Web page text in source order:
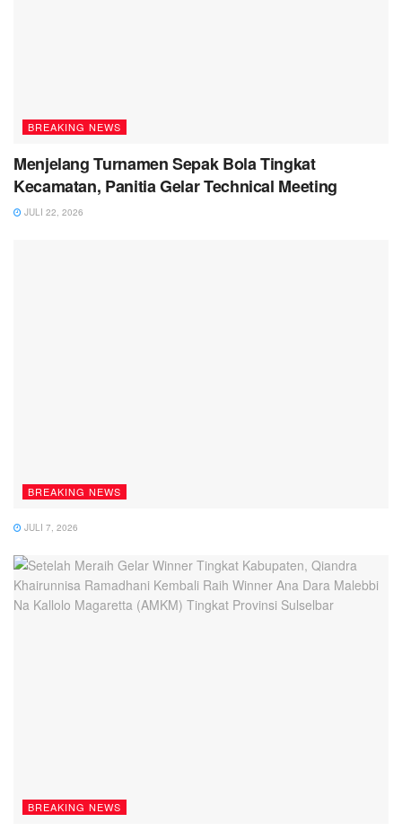
BREAKING NEWS
Menjelang Turnamen Sepak Bola Tingkat
Kecamatan, Panitia Gelar Technical Meeting
JULI 22, 2026
BREAKING NEWS
JULI 7, 2026
BREAKING NEWS